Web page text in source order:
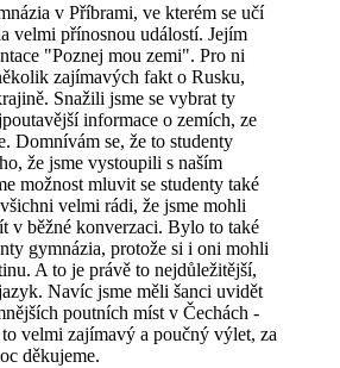
v Příbrami, ve kterém se učí
velmi přínosnou událostí. Jejím
"Poznej mou zemi". Pro ni
zajímavých fakt o Rusku,
Snažili jsme se vybrat ty
informace o zemích, ze
Domnívám se, že to studenty
že jsme vystoupili s naším
možnost mluvit se studenty také
velmi rádi, že jsme mohli
v běžné konverzaci. Bylo to také
gymnázia, protože si i oni mohli
A to je právě to nejdůležitější,
Navíc jsme měli šanci uvidět
poutních míst v Čechách -
velmi zajímavý a poučný výlet, za
děkujeme.